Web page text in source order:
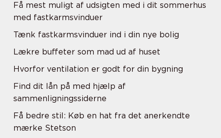
Få mest muligt af udsigten med i dit sommerhus
med fastkarmsvinduer
Tænk fastkarmsvinduer ind i din nye bolig
Lækre buffeter som mad ud af huset
Hvorfor ventilation er godt for din bygning
Find dit lån på med hjælp af
sammenligningssiderne
Få bedre stil: Køb en hat fra det anerkendte
mærke Stetson